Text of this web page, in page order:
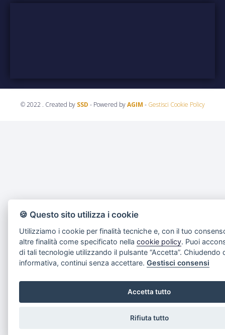
© 2022 . Created by SSD - Powered byAGIM - Gestisci Cookie Policy
🍪 Questo sito utilizza i cookie
Utilizziamo i cookie per finalità tecniche e, con il tuo
altre finalità come specificato nellacookie policy. Puoi
di tali tecnologie utilizzando il pulsante “Accetta”. Chiudendo
informativa, continui senza accettare.Gestisci consensi
Accetta tutto
Rifiuta tutto